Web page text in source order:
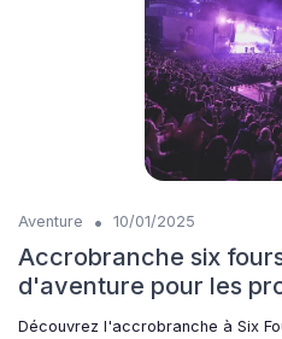
Aventure • 10/01/2025
Accrobranche six
d'aventure pour les
Découvrez l'accrobranche à Six